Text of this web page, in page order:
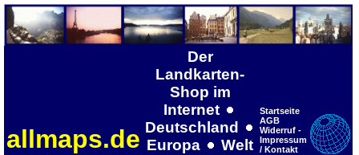
allmaps.de
Der
Landkarten-
Shop im
Internet
Deutschland
Europa
Welt
Startseite
AGB
Widerruf -
Impressum
/ Kontakt